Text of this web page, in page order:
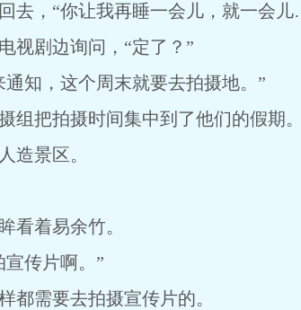
，“你让我再睡一会儿，就一会
剧边询问，“定了？”
知，这个周末就要去拍摄地。”
把拍摄时间集中到了他们的假期
景区。
着易余竹。
传片啊。”
需要去拍摄宣传片的。